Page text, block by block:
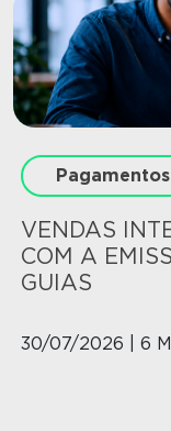
VENDAS
COM A
GUIAS
30/07/2026 | 6